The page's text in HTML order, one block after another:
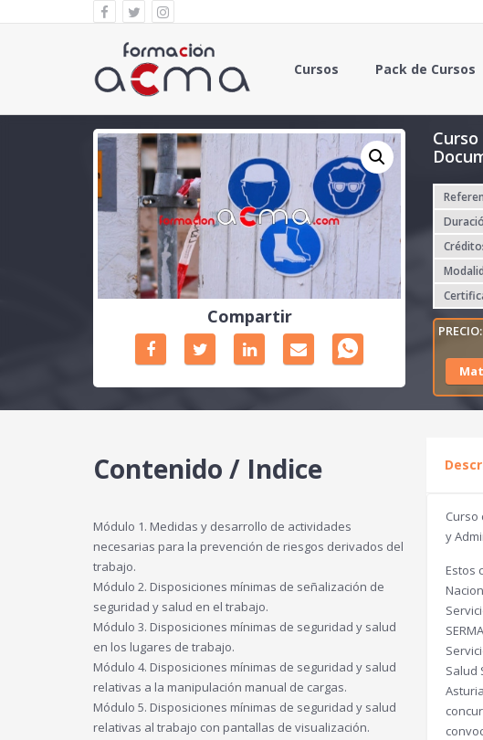
Cursos Pack de Cursos
Compartir
Contenido / Indice
Módulo 1. Medidas y desarrollo de actividades
necesarias para la prevención de riesgos derivados del
trabajo.
Módulo 2. Disposiciones mínimas de señalización de
seguridad y salud en el trabajo.
Módulo 3. Disposiciones mínimas de seguridad y salud
en los lugares de trabajo.
Módulo 4. Disposiciones mínimas de seguridad y salud
relativas a la manipulación manual de cargas.
Módulo 5. Disposiciones mínimas de seguridad y salud
relativas al trabajo con pantallas de visualización.
y
Estos
Salud